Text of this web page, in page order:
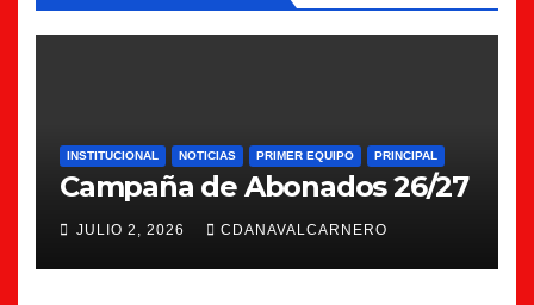
INSTITUCIONAL NOTICIAS PRIMER EQUIPO PRINCIPAL
Campaña de Abonados 26/27
JULIO 2, 2026 CDANAVALCARNERO